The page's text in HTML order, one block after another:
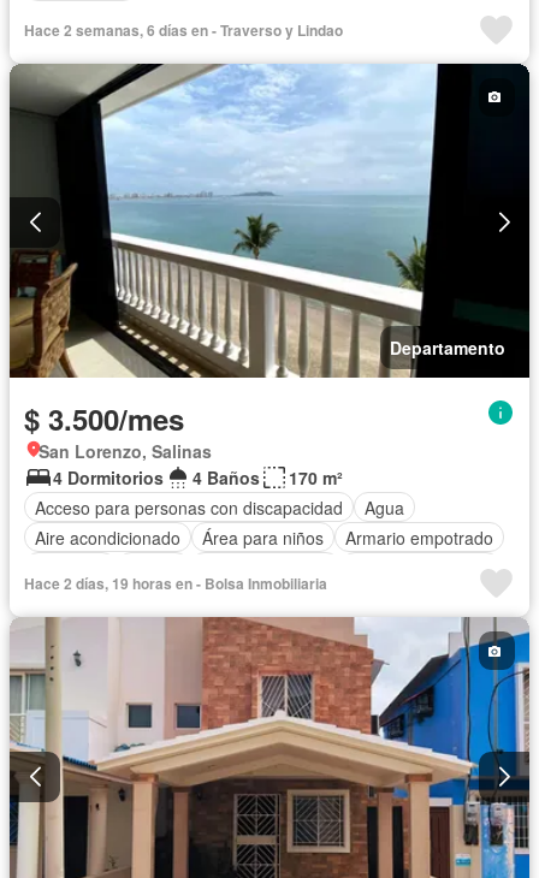
Hace 2 semanas, 6 días en - Traverso y Lindao
Departamento
$ 3.500/mes
San Lorenzo, Salinas
4 Dormitorios
4 Baños
170 m²
Acceso para personas con discapacidad
Agua
Aire acondicionado
Área para niños
Armario empotrado
Cuarto de servicio
Electricidad
Estacionamiento
Garita de guardianía
Seguridad
Vista panorámica
Completamente amoblado
Hace 2 días, 19 horas en - Bolsa Inmobiliaria